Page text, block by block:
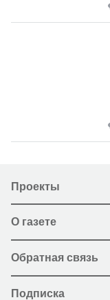
Проекты
О газете
Обратная связь
Подписка